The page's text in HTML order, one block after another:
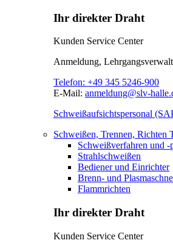
Ihr direkter Draht
Kunden Service Center
Anmeldung,
Telefon: +49 345 5246-900
E-Mail: anmeldung@slv-
Schweißaufsichtspersonal
Schweißen, Trennen, Richten
Schweißverfahren und -
Strahlschweißen
Bediener und Einrichter
Brenn- und
Flammrichten
Ihr direkter Draht
Kunden Service Center